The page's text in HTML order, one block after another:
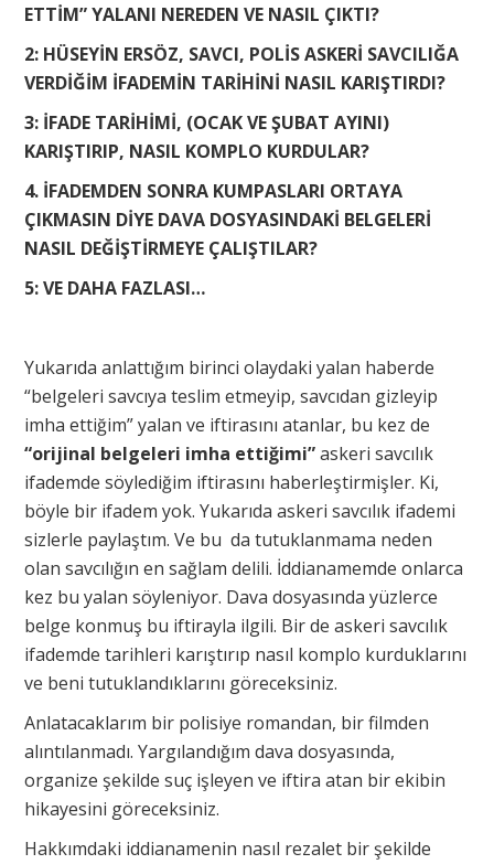
ETTİM” YALANI NEREDEN VE NASIL ÇIKTI?
2: HÜSEYİN ERSÖZ, SAVCI, POLİS ASKERİ SAVCILIĞA
VERDİĞİM İFADEMİN TARİHİNİ NASIL KARIŞTIRDI?
3: İFADE TARİHİMİ, (OCAK VE ŞUBAT AYINI)
KARIŞTIRIP, NASIL KOMPLO KURDULAR?
4. İFADEMDEN SONRA KUMPASLARI ORTAYA
ÇIKMASIN DİYE DAVA DOSYASINDAKİ BELGELERİ
NASIL DEĞİŞTİRMEYE ÇALIŞTILAR?
5: VE DAHA FAZLASI…
Yukarıda anlattığım birinci olaydaki yalan haberde
“belgeleri savcıya teslim etmeyip, savcıdan gizleyip
imha ettiğim” yalan ve iftirasını atanlar, bu kez de
“orijinal belgeleri imha ettiğimi”askeri savcılık
ifademde söylediğim iftirasını haberleştirmişler. Ki,
böyle bir ifadem yok. Yukarıda askeri savcılık ifademi
sizlerle paylaştım. Ve bu da tutuklanmama neden
olan savcılığın en sağlam delili. İddianamemde onlarca
kez bu yalan söyleniyor. Dava dosyasında yüzlerce
belge konmuş bu iftirayla ilgili. Bir de askeri savcılık
ifademde tarihleri karıştırıp nasıl komplo kurduklarını
ve beni tutuklandıklarını göreceksiniz.
Anlatacaklarım bir polisiye romandan, bir filmden
alıntılanmadı. Yargılandığım dava dosyasında,
organize şekilde suç işleyen ve iftira atan bir ekibin
hikayesini göreceksiniz.
Hakkımdaki iddianamenin nasıl rezalet bir şekilde